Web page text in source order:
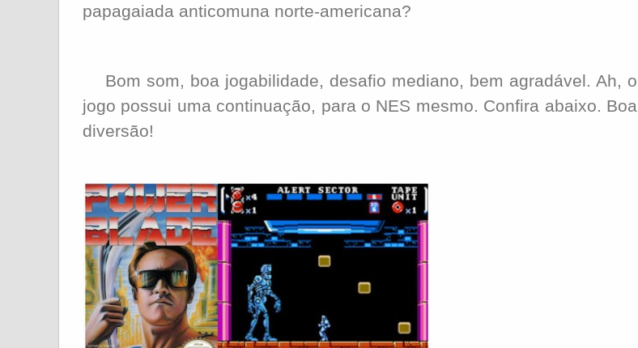
papagaiada anticomuna norte-americana?
Bom som, boa jogabilidade, desafio mediano, bem agradável. Ah, o
jogo possui uma continuação, para o NES mesmo. Confira abaixo. Boa
diversão!